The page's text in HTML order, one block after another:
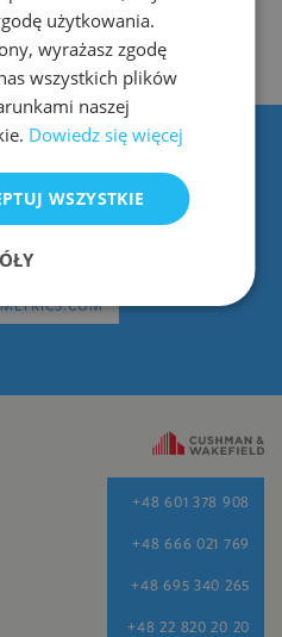
WYNAJMU
oraz aranżację stanowisk pracy
+48 601 378 908
+48 666 021 769
+48 695 340 265
+48 22 820 20 20
użytkowania.
wyrażasz zgodę
wszystkich plików
naszej
Dowiedz się więcej
WSZYSTKIE